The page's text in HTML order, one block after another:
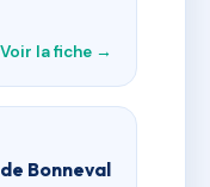
Voir la fiche →
Bonneval